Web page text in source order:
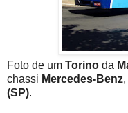
Foto de um Torino da
chassi Mercedes-Benz
(SP).